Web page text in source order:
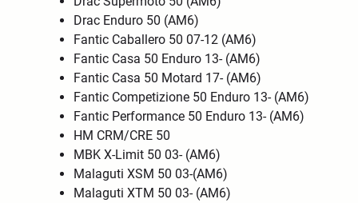
Drac Enduro 50 (AM6)
Fantic Caballero 50 07-12 (AM6)
Fantic Casa 50 Enduro 13- (AM6)
Fantic Casa 50 Motard 17- (AM6)
Fantic Competizione 50 Enduro 13- (AM6)
Fantic Performance 50 Enduro 13- (AM6)
HM CRM/CRE 50
MBK X-Limit 50 03- (AM6)
Malaguti XSM 50 03-(AM6)
Malaguti XTM 50 03- (AM6)